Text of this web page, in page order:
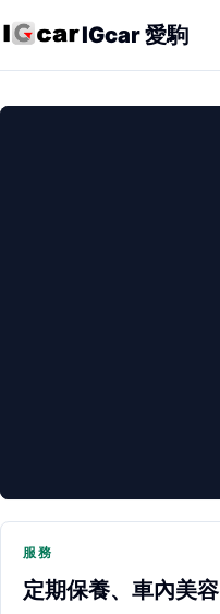
IGcar 愛駒
PARTNER SHOP
服務
定期保養、車內美容